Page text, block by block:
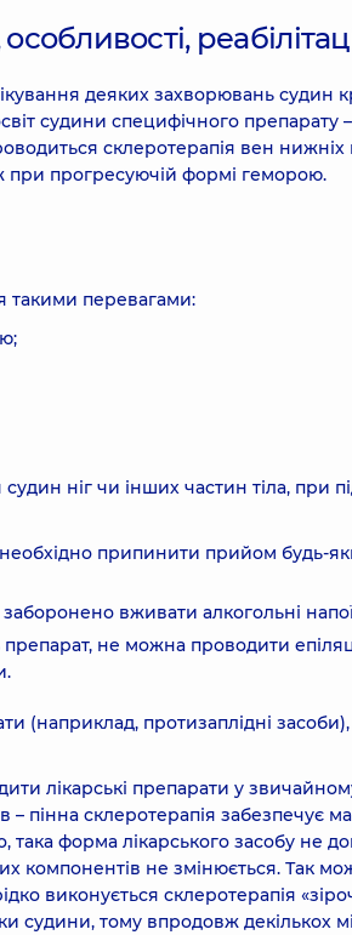
деяких захворювань судин
судини специфічного препарату
склеротерапія вен нижніх
при прогресуючій формі геморою.
такими перевагами:
ніг чи інших частин тіла, при
припинити прийом будь-
вживати алкогольні
не можна проводити
(наприклад, протизаплідні
лікарські препарати у
– пінна склеротерапія забезпечує
форма лікарського засобу не
компонентів не змінюється. Так
виконується склеротерапія
судини, тому впродовж декількох